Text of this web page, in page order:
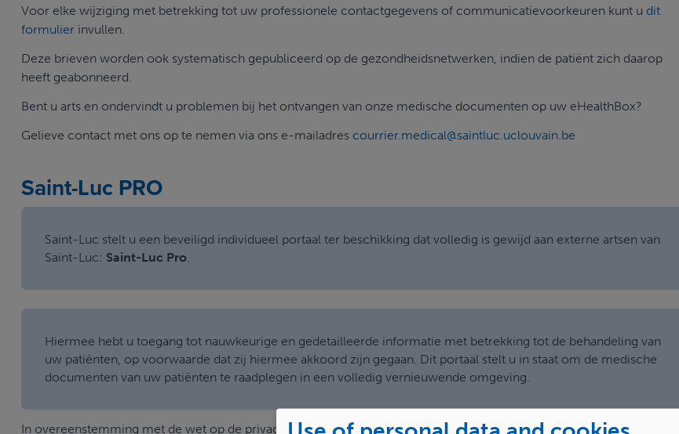
Voor elke wijziging met betrekking tot uw professionele contactgegevens of communicatievoorkeuren kunt u dit
formulier invullen.
Deze brieven worden ook systematisch gepubliceerd op de gezondheidsnetwerken, indien de patiënt zich daarop
heeft geabonneerd.
Bent u arts en ondervindt u problemen bij het ontvangen van onze medische documenten op uw eHealthBox?
Gelieve contact met ons op te nemen via ons e-mailadres courrier.medical@saintluc.uclouvain.be
Saint-Luc PRO
Saint-Luc stelt u een beveiligd individueel portaal ter beschikking dat volledig is gewijd aan externe artsen van
Saint-Luc: Saint-Luc Pro.
Hiermee hebt u toegang tot nauwkeurige en gedetailleerde informatie met betrekking tot de behandeling van
uw patiënten, op voorwaarde dat zij hiermee akkoord zijn gegaan. Dit portaal stelt u in staat om de medische
documenten van uw patiënten te raadplegen in een volledig vernieuwende omgeving.
In overeenstemming met de wet op de privacy dient u zich te identificeren met uw elektronische identiteitskaart (eID)